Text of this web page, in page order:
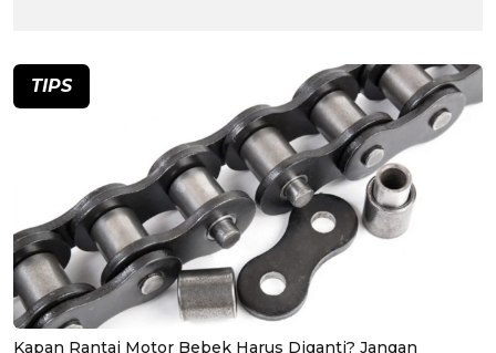
TIPS
Kapan Rantai Motor Bebek Harus Diganti? Jangan